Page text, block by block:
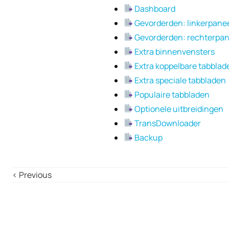
Dashboard
Gevorderden:
Gevorderden:
Extra binnenvensters
Extra koppelbare
Extra speciale tabbladen
Populaire tabbladen
Optionele uitbreidingen
TransDownloader
Backup
‹ Previous